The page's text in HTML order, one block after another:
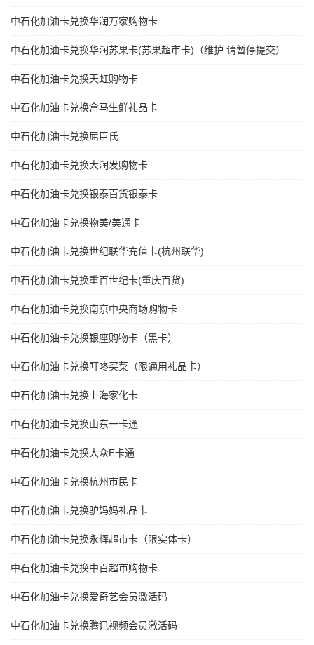
中石化加油卡兑换华润万家购物卡
中石化加油卡兑换华润苏果卡(苏果超市卡)（维护 请暂停提交）
中石化加油卡兑换天虹购物卡
中石化加油卡兑换盒马生鲜礼品卡
中石化加油卡兑换屈臣氏
中石化加油卡兑换大润发购物卡
中石化加油卡兑换银泰百货银泰卡
中石化加油卡兑换物美/美通卡
中石化加油卡兑换世纪联华充值卡(杭州联华)
中石化加油卡兑换重百世纪卡(重庆百货)
中石化加油卡兑换南京中央商场购物卡
中石化加油卡兑换银座购物卡（黑卡）
中石化加油卡兑换叮咚买菜（限通用礼品卡）
中石化加油卡兑换上海家化卡
中石化加油卡兑换山东一卡通
中石化加油卡兑换大众E卡通
中石化加油卡兑换杭州市民卡
中石化加油卡兑换驴妈妈礼品卡
中石化加油卡兑换永辉超市卡（限实体卡）
中石化加油卡兑换中百超市购物卡
中石化加油卡兑换爱奇艺会员激活码
中石化加油卡兑换腾讯视频会员激活码